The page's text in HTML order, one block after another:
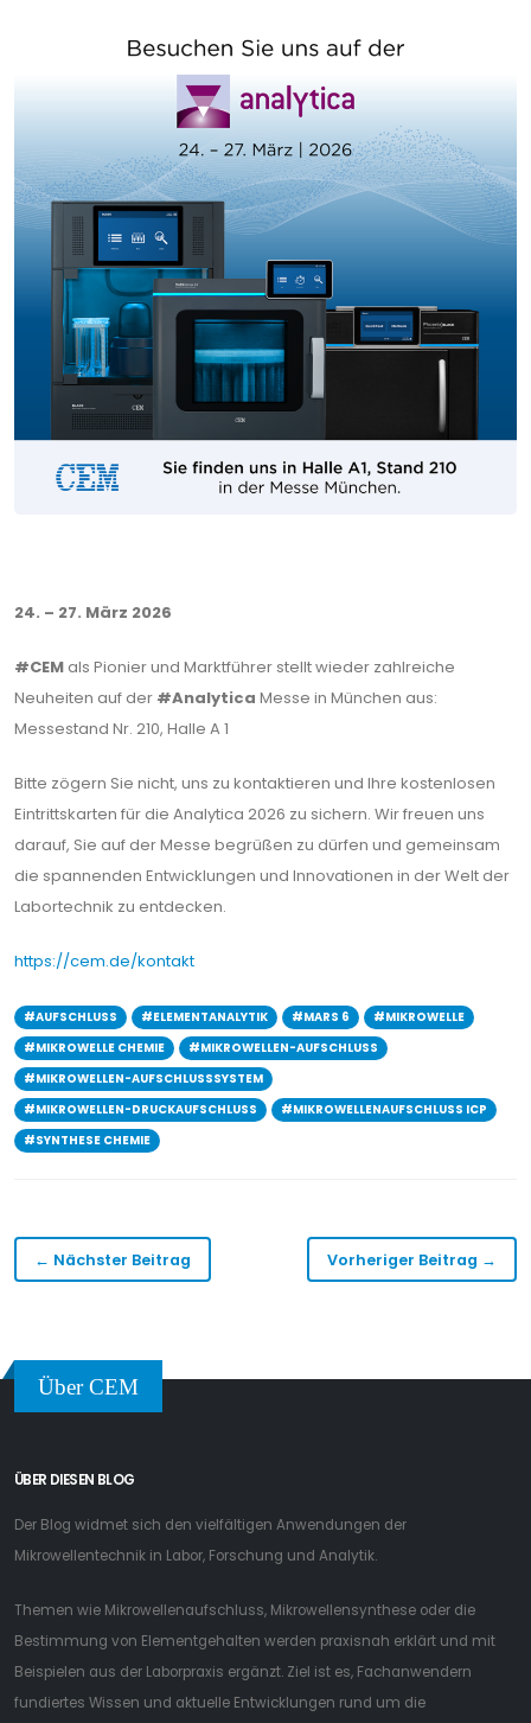
24. – 27. März 2026
#CEM als Pionier und Marktführer stellt wieder zahlreiche
Neuheiten auf der #Analytica Messe in München aus:
Messestand Nr. 210, Halle A 1
Bitte zögern Sie nicht, uns zu kontaktieren und Ihre kostenlosen
Eintrittskarten für die Analytica 2026 zu sichern. Wir freuen uns
darauf, Sie auf der Messe begrüßen zu dürfen und gemeinsam
die spannenden Entwicklungen und Innovationen in der Welt der
Labortechnik zu entdecken.
https://cem.de/kontakt
#AUFSCHLUSS #ELEMENTANALYTIK #MARS 6
#MIKROWELLE
#MIKROWELLE CHEMIE
#MIKROWELLEN-AUFSCHLUSS
#MIKROWELLEN-AUFSCHLUSSSYSTEM
#MIKROWELLEN-DRUCKAUFSCHLUSS
#MIKROWELLENAUFSCHLUSS ICP
#SYNTHESE CHEMIE
← Nächster Beitrag Vorheriger Beitrag →
Über CEM
ÜBER DIESEN BLOG
Der Blog widmet sich den vielfältigen Anwendungen der
Mikrowellentechnik in Labor, Forschung und Analytik.
Themen wie Mikrowellenaufschluss, Mikrowellensynthese oder die
Bestimmung von Elementgehalten werden praxisnah erklärt und mit
Beispielen aus der Laborpraxis ergänzt. Ziel ist es, Fachanwendern
fundiertes Wissen und aktuelle Entwicklungen rund um die